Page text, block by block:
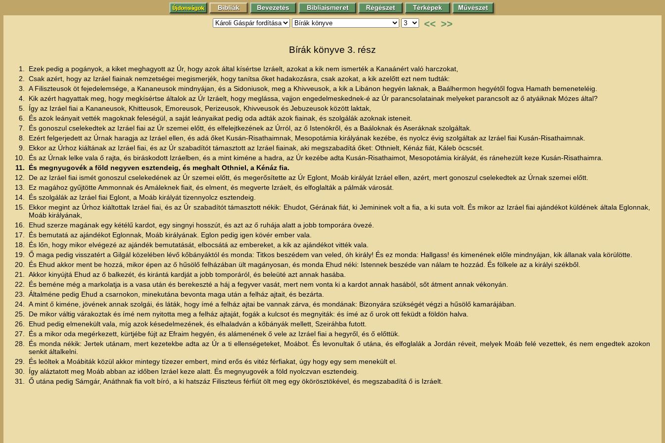
<< >>
Bírák könyve 3. rész
1.
Ezek pedig a pogányok, a kiket meghagyott az Úr, hogy azok által kísértse Izráelt, azokat a kik nem ismerték a Kanaánért való harczokat,
2.
Csak azért, hogy az Izráel fiainak nemzetségei megismerjék, hogy tanítsa őket hadakozásra, csak azokat, a kik azelőtt ezt nem tudták:
3.
A Filiszteusok öt fejedelemsége, a Kananeusok mindnyájan, és a Sidoniusok, meg a Khivveusok, a kik a Libánon hegyén laknak, a Baálhermon hegyétől fogva Hamath bemeneteléig.
4.
Kik azért hagyattak meg, hogy megkísértse általok az Úr Izráelt, hogy meglássa, vajjon engedelmeskednek-é az Úr parancsolatainak melyeket parancsolt az ő atyáiknak Mózes által?
5.
Így az Izráel fiai a Kananeusok, Khitteusok, Emoreusok, Perizeusok, Khivveusok és Jebuzeusok között laktak,
6.
És azok leányait vették magoknak feleségül, a saját leányaikat pedig oda adták azok fiainak, és szolgálák azoknak isteneit.
7.
És gonoszul cselekedtek az Izráel fiai az Úr szemei előtt, és elfelejtkezének az Úrról, az ő Istenökről, és a Baáloknak és Aseráknak szolgáltak.
8.
Ezért felgerjedett az Úrnak haragja az Izráel ellen, és adá őket Kusán-Risathaimnak, Mesopotámia királyának kezébe, és nyolcz évig szolgáltak az Izráel fiai Kusán-Risathaimnak.
9.
Ekkor az Úrhoz kiáltának az Izráel fiai, és az Úr szabadítót támasztott az Izráel fiainak, aki megszabadítá őket: Othnielt, Kénáz fiát, Káleb öcscsét.
10.
És az Úrnak lelke vala ő rajta, és biráskodott Izráelben, és a mint kiméne a hadra, az Úr kezébe adta Kusán-Risathaimot, Mesopotámia királyát, és ránehezült keze Kusán-Risathaimra.
11.
És megnyugovék a föld negyven esztendeig, és meghalt Othniel, a Kénáz fia.
12.
De az Izráel fiai ismét gonoszul cselekedének az Úr szemei előtt, és megerősítette az Úr Eglont, Moáb királyát Izráel ellen, azért, mert gonoszul cselekedtek az Úrnak szemei előtt.
13.
Ez magához gyűjtötte Ammonnak és Amáleknek fiait, és elment, és megverte Izráelt, és elfoglalták a pálmák városát.
14.
És szolgálák az Izráel fiai Eglont, a Moáb királyát tizennyolcz esztendeig.
15.
Ekkor megint az Úrhoz kiáltottak Izráel fiai, és az Úr szabadítót támasztott nékik: Ehudot, Gérának fiát, ki Jemininek volt a fia, a ki suta volt. És mikor az Izráel fiai ajándékot küldének általa Eglonnak,
Moáb királyának,
16.
Ehud szerze magának egy kétélű kardot, egy singnyi hosszút, és azt az ő ruhája alatt a jobb tomporára övezé.
17.
És bemutatá az ajándékot Eglonnak, Moáb királyának. Eglon pedig igen kövér ember vala.
18.
És lőn, hogy mikor elvégezé az ajándék bemutatását, elbocsátá az embereket, a kik az ajándékot vitték vala.
19.
Ő maga pedig visszatért a Gilgál közelében lévő kőbányáktól és monda: Titkos beszédem van veled, óh király! És ez monda: Hallgass! és kimenének előle mindnyájan, kik állanak vala körülötte.
20.
És Ehud akkor ment be hozzá, mikor épen az ő hűsölő felházában ült magányosan, és monda Ehud néki: Istennek beszéde van nálam te hozzád. És fölkele az a királyi székből.
21.
Akkor kinyújtá Ehud az ő balkezét, és kirántá kardját a jobb tomporáról, és beleüté azt annak hasába.
22.
És beméne még a markolatja is a vasa után és berekeszté a háj a fegyver vasát, mert nem vonta ki a kardot annak hasából, sőt átment annak vékonyán.
23.
Általméne pedig Ehud a csarnokon, minekutána bevonta maga után a felház ajtait, és bezárta.
24.
A mint ő kiméne, jövének annak szolgái, és láták, hogy ímé a felház ajtai be vannak zárva, és mondának: Bizonyára szükségét végzi a hűsölő kamarájában.
25.
De mikor váltig várakoztak és ímé nem nyitotta meg a felház ajtaját, fogák a kulcsot és megnyiták: és ímé az ő urok ott feküdt a földön halva.
26.
Ehud pedig elmenekült vala, míg azok késedelmezének, és elhaladván a kőbányák mellett, Szeiráhba futott.
27.
És a mikor oda megérkezett, kürtjébe fújt az Efraim hegyén, és alámenének ő vele az Izráel fiai a hegyről, és ő előttük.
28.
És monda nékik: Jertek utánam, mert kezetekbe adta az Úr a ti ellenségeteket, Moábot. És levonultak ő utána, és elfoglalák a Jordán réveit, melyek Moáb felé vezettek, és nem engedtek azokon
senkit általkelni.
29.
És leöltek a Moábiták közül akkor mintegy tízezer embert, mind erős és vitéz férfiakat, úgy hogy egy sem menekült el.
30.
Így aláztatott meg Moáb abban az időben Izráel keze alatt. És megnyugovék a föld nyolczvan esztendeig.
31.
Ő utána pedig Sámgár, Anáthnak fia volt bíró, a ki hatszáz Filiszteus férfiút ölt meg egy ökörösztökével, és megszabadítá ő is Izráelt.